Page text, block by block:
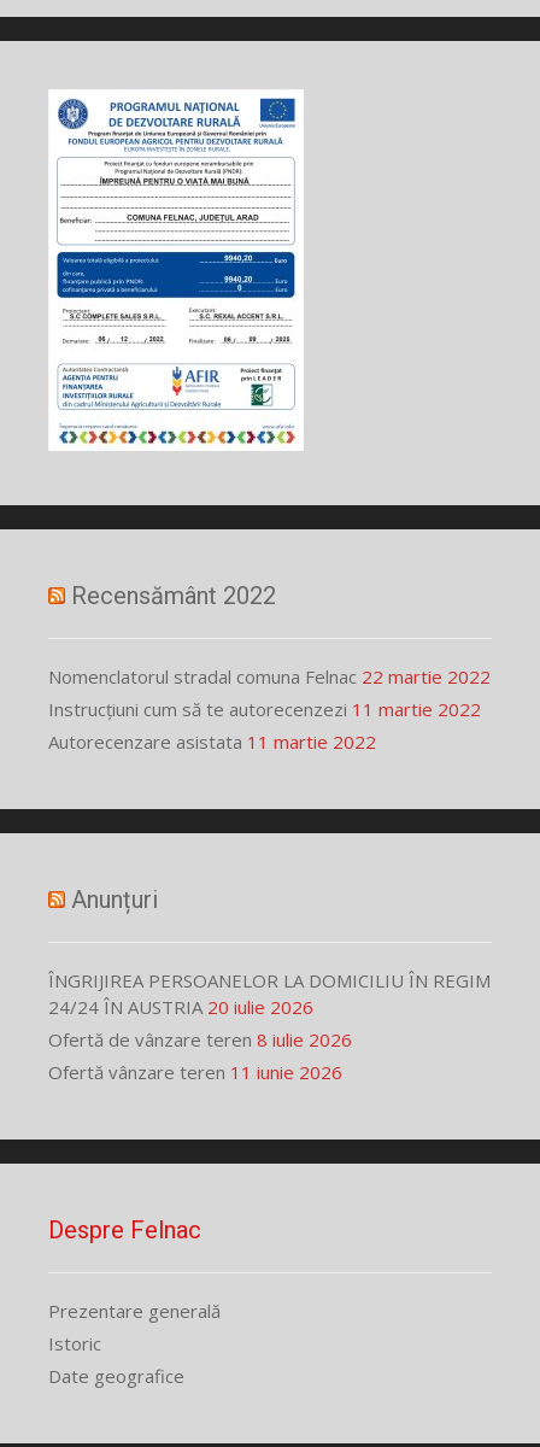
Recensământ 2022
Nomenclatorul stradal comuna Felnac 22 martie 2022
Instrucțiuni cum să te autorecenzezi 11 martie 2022
Autorecenzare asistata 11 martie 2022
Anunțuri
ÎNGRIJIREA PERSOANELOR LA DOMICILIU ÎN REGIM
24/24 ÎN AUSTRIA 20 iulie 2026
Ofertă de vânzare teren 8 iulie 2026
Ofertă vânzare teren 11 iunie 2026
Despre Felnac
Prezentare generală
Istoric
Date geografice